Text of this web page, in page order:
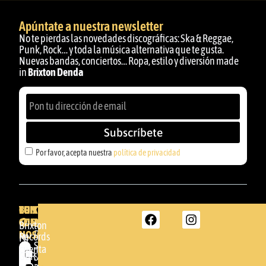
Apúntate a nuestra newsletter
No te pierdas las novedades discográficas: Ska & Reggae,
Punk, Rock… y toda la música alternativa que te gusta.
Nuevas bandas, conciertos… Ropa, estilo y diversión made
in Brixton Denda
Por favor, acepta nuestra política de privacidad
Subscríbete
BRIXTON
DENDA -
SHOP
Somera
BRIXTON
Brixton
Records
GBR
TU
CUENTA
Mi
cuenta
CONTACTA
CON
NOSOTROS
Por